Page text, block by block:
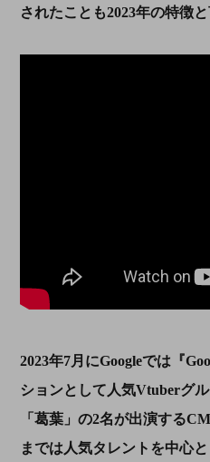
されたことも2023年の特徴と
2023年7月にGoogleでは『
ションとして人気Vtuberグ
「葛葉」の2名が出演するCM
までは人気タレントを中心